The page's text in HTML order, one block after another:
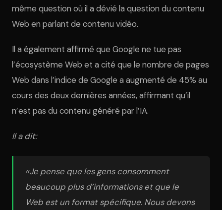
même question où il a dévié la question du contenu
Web en parlant de contenu vidéo.
Il a également affirmé que Google ne tue pas
l’écosystème Web et a cité que le nombre de pages
Web dans l’indice de Google a augmenté de 45% au
cours des deux dernières années, affirmant qu’il
n’est pas du contenu généré par l’IA.
Il a dit:
«Je pense que les gens consomment
beaucoup plus d’informations et que le
Web est un format spécifique. Nous devons